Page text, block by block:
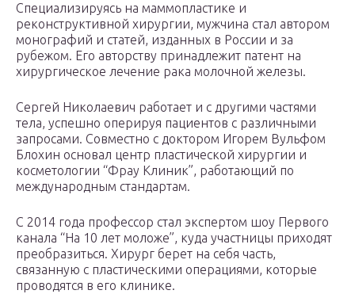
Специализируясь на маммопластике и
реконструктивной хирургии, мужчина стал автором
монографий и статей, изданных в России и за
рубежом. Его авторству принадлежит патент на
хирургическое лечение рака молочной железы.
Сергей Николаевич работает и с другими частями
тела, успешно оперируя пациентов с различными
запросами. Совместно с доктором Игорем Вульфом
Блохин основал центр пластической хирургии и
косметологии “Фрау Клиник”, работающий по
международным стандартам.
С 2014 года профессор стал экспертом шоу Первого
канала “На 10 лет моложе”, куда участницы приходят
преобразиться. Хирург берет на себя часть,
связанную с пластическими операциями, которые
проводятся в его клинике.